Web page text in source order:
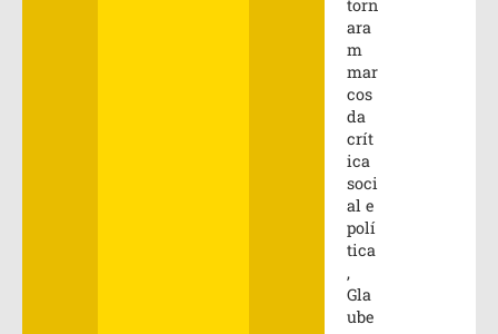
torn
ara
m
mar
cos
da
crít
ica
soci
al e
polí
tica
,
Gla
ube